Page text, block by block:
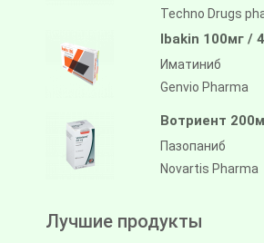
Techno Drugs
Ibakin 100мг /
Иматиниб
Genvio Pharma
Вотриент
Пазопаниб
Novartis Pharma
Лучшие продукты